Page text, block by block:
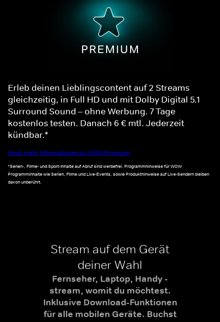
Erleb deinen Lieblingscontent auf 2 Streams
gleichzeitig, in Full HD und mit Dolby Digital 5.1
Surround Sound – ohne Werbung. 7 Tage
kostenlos testen. Danach 6 € mtl. Jederzeit
kündbar.*
Noch mehr Informationen zu WOW Premium
*Serien-, Filme- und Sport-Inhalte auf Abruf sind werbefrei. Programmhinweise für WOW
Programminhalte wie Serien, Filme und Live-Events, sowie Produkthinweise auf Live-Sendern bleiben
davon unberührt.
Stream auf dem Gerät
deiner Wahl
Fernseher, Laptop, Handy -
stream, womit du möchtest.
Inklusive Download-Funktionen
für alle mobilen Geräte. Buchst